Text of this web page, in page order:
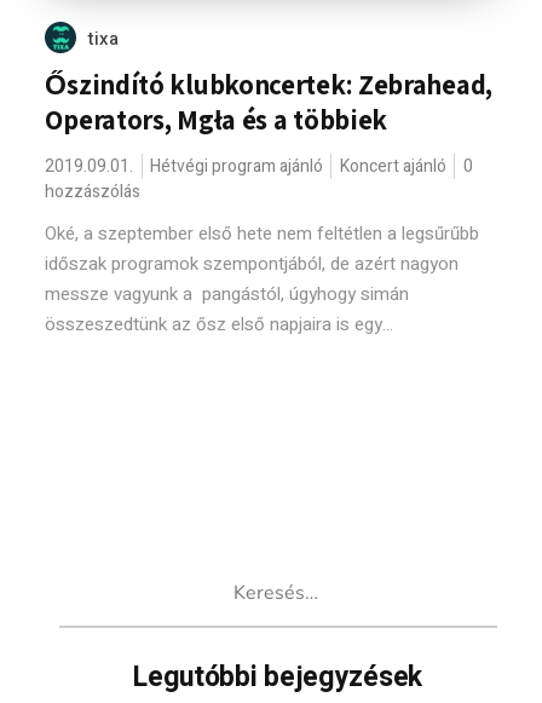
tixa
Őszindító klubkoncertek: Zebrahead,
Operators, Mgła és a többiek
2019.09.01. Hétvégi program ajánló Koncert ajánló
0
hozzászólás
Oké, a szeptember első hete nem feltétlen a legsűrűbb
időszak programok szempontjából, de azért nagyon
messze vagyunk a pangástól, úgyhogy simán
összeszedtünk az ősz első napjaira is egy...
Legutóbbi bejegyzések